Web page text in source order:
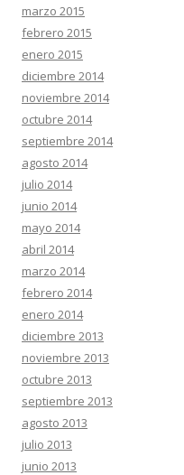
marzo 2015
febrero 2015
enero 2015
diciembre 2014
noviembre 2014
octubre 2014
septiembre 2014
agosto 2014
julio 2014
junio 2014
mayo 2014
abril 2014
marzo 2014
febrero 2014
enero 2014
diciembre 2013
noviembre 2013
octubre 2013
septiembre 2013
agosto 2013
julio 2013
junio 2013